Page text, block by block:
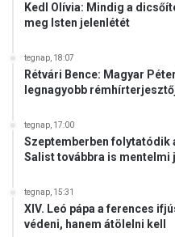
Kedl Olívia: Mindig a
meg Isten jelenlétét
tegnap, 18:07
Rétvári Bence: Magyar
legnagyobb
tegnap, 17:00
Szeptemberben folytatódik
Salist továbbra is mentelmi
tegnap, 15:31
XIV. Leó pápa a ferences
védeni, hanem átölelni kell